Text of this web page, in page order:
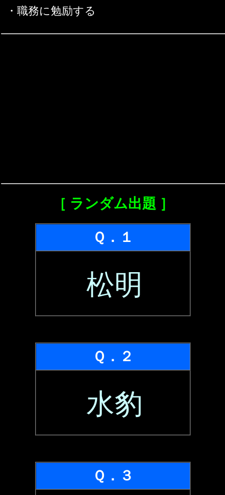
・職務に勉励する
［ ランダム出題 ］
Ｑ．１
松明
Ｑ．２
水豹
Ｑ．３